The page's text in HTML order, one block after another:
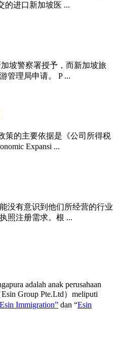
的进口新加坡医 ...
坡警察署授予，而新加坡旅
管理局申请。 P ...
策的主要依据是《公司所得税
Expansi ...
没有意识到他们所经营的行业
照注册需求。根 ...
adalah anak perusahaan
Group Pte.Ltd）meliputi
Immigration” dan “Esin